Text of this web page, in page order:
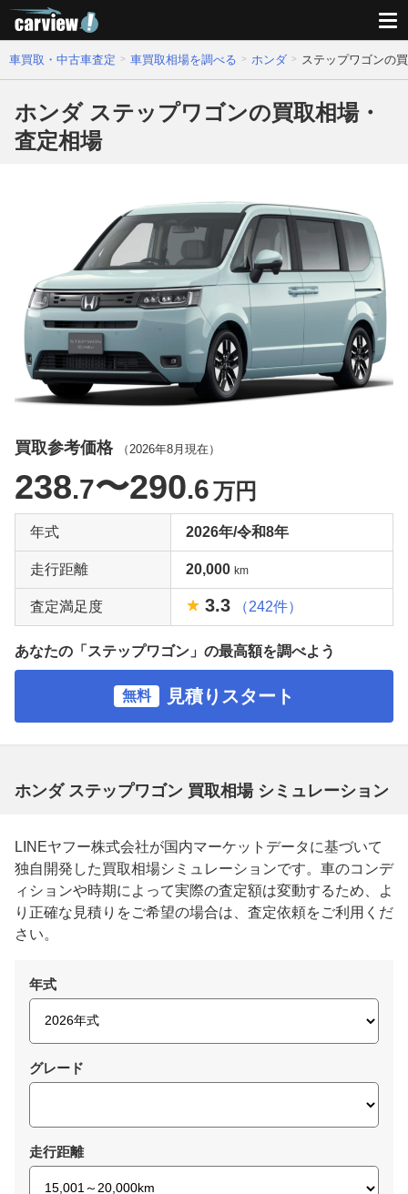
車買取・中古車査定 車買取相場を調べる ホンダ ステップワゴンの
ホンダ ステップワゴンの買取相場・
査定相場
買取参考価格 （ 2026年8月 現在）
238.7〜290.6万円
年式 2026年/令和8年
走行距離 20,000 km
査定満足度 3.3 （242件）
あなたの「ステップワゴン」の最高額を調べよう
無料 見積りスタート
ホンダ ステップワゴン 買取相場 シミュレーション
LINEヤフー株式会社が国内マーケットデータに基づいて
独自開発した買取相場シミュレーションです。車のコンデ
ィションや時期によって実際の査定額は変動するため、よ
り正確な見積りをご希望の場合は、査定依頼をご利用くだ
さい。
年式
グレード
走行距離